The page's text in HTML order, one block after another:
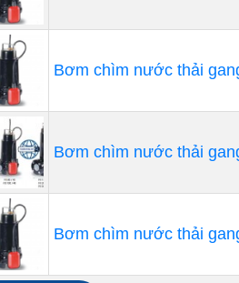
Bơm chìm nước thải
Bơm chìm nước thải
Bơm chìm nước thải